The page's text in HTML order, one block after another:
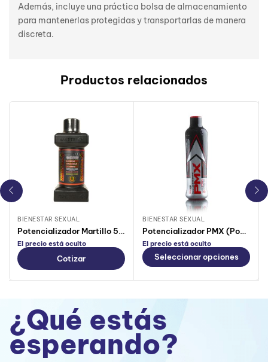
Además, incluye una práctica bolsa de almacenamiento
para mantenerlas protegidas y transportarlas de manera
discreta.
Productos relacionados
BIENESTAR SEXUAL
Potencializador Martillo 550 ML
El precio está oculto
Cotizar
BIENESTAR SEXUAL
Potencializador PMX (PoderMax)
El precio está oculto
Seleccionar opciones
¿Qué estás
esperando?